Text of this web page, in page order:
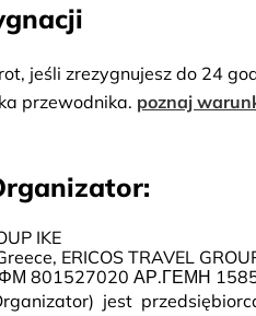
jeśli zrezygnujesz do 24
przewodnika. poznaj
IKE
ERICOS TRAVEL
801527020 ΑΡ.ΓΕΜΗ
jest